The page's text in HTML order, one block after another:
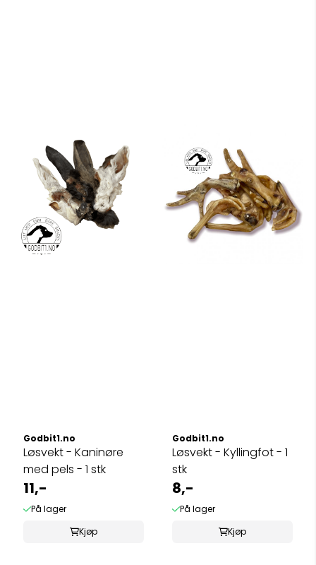
Godbit1.no
Løsvekt - Kaninøre
med pels - 1 stk
11,-
På lager
Kjøp
Godbit1.no
Løsvekt - Kyllingfot - 1
stk
8,-
På lager
Kjøp